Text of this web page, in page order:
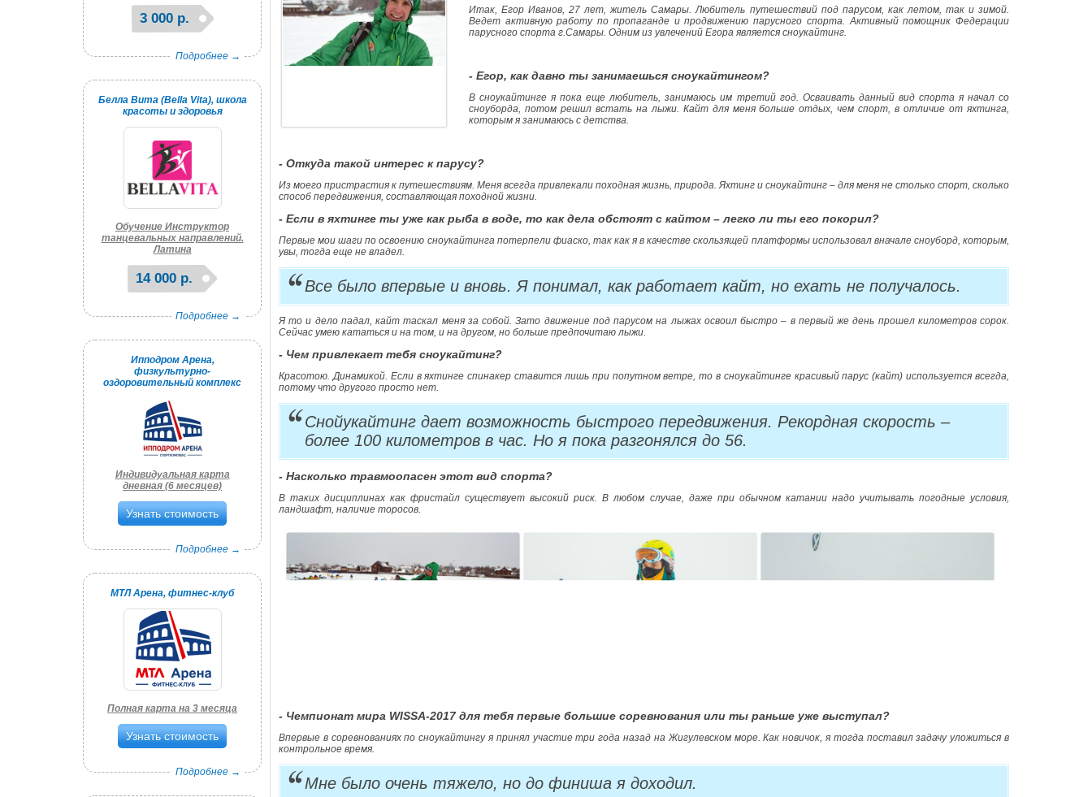
3 000 р.
Подробнее →
Белла Вита (Bella Vita), школа
красоты и здоровья
Обучение Инструктор
танцевальных направлений.
Латина
14 000 р.
Подробнее →
Ипподром Арена,
физкультурно-
оздоровительный комплекс
Индивидуальная карта
дневная (6 месяцев)
Узнать стоимость
Подробнее →
МТЛ Арена, фитнес-клуб
Полная карта на 3 месяца
Узнать стоимость
Подробнее →
Итак, Егор Иванов, 27 лет, житель Самары. Любитель путешествий под парусом, как летом, так и зимой.
Ведет активную работу по пропаганде и продвижению парусного спорта. Активный помощник Федерации
парусного спорта г.Самары. Одним из увлечений Егора является сноукайтинг.
- Егор, как давно ты занимаешься сноукайтингом?
В сноукайтинге я пока еще любитель, занимаюсь им третий год. Осваивать данный вид спорта я начал со
сноуборда, потом решил встать на лыжи. Кайт для меня больше отдых, чем спорт, в отличие от яхтинга,
которым я занимаюсь с детства.
- Откуда такой интерес к парусу?
Из моего пристрастия к путешествиям. Меня всегда привлекали походная жизнь, природа. Яхтинг и сноукайтинг – для меня не столько спорт, сколько
способ передвижения, составляющая походной жизни.
- Если в яхтинге ты уже как рыба в воде, то как дела обстоят с кайтом – легко ли ты его покорил?
Первые мои шаги по освоению сноукайтинга потерпели фиаско, так как я в качестве скользящей платформы использовал вначале сноуборд, которым,
увы, тогда еще не владел.
Все было впервые и вновь. Я понимал, как работает кайт, но ехать не получалось.
Я то и дело падал, кайт таскал меня за собой. Зато движение под парусом на лыжах освоил быстро – в первый же день прошел километров сорок.
Сейчас умею кататься и на том, и на другом, но больше предпочитаю лыжи.
- Чем привлекает тебя сноукайтинг?
Красотою. Динамикой. Если в яхтинге спинакер ставится лишь при попутном ветре, то в сноукайтинге красивый парус (кайт) используется всегда,
потому что другого просто нет.
Снойукайтинг дает возможность быстрого передвижения. Рекордная скорость –
более 100 километров в час. Но я пока разгонялся до 56.
- Насколько травмоопасен этот вид спорта?
В таких дисциплинах как фристайл существует высокий риск. В любом случае, даже при обычном катании надо учитывать погодные условия,
ландшафт, наличие торосов.
- Чемпионат мира WISSA-2017 для тебя первые большие соревнования или ты раньше уже выступал?
Впервые в соревнованиях по сноукайтингу я принял участие три года назад на Жигулевском море. Как новичок, я тогда поставил задачу уложиться в
контрольное время.
Мне было очень тяжело, но до финиша я доходил.